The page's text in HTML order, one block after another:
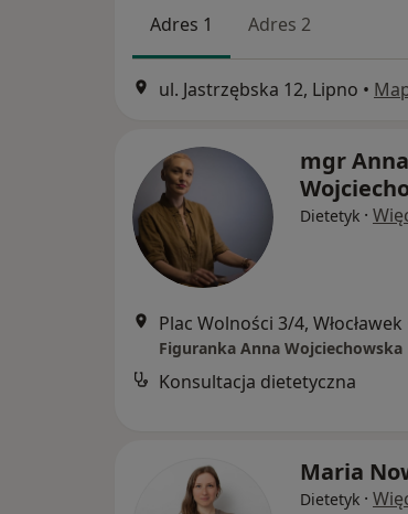
Adres 1 Adres 2
ul. Jastrzębska 12, Lipno •
mgr Anna
Dietetyk ·
Plac Wolności 3/4, Włocławek
Figuranka Anna Wojciechowska
Konsultacja dietetyczna
Maria
Dietetyk ·